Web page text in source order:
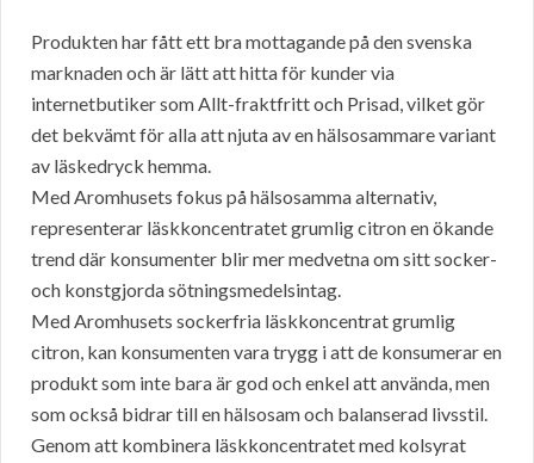
Produkten har fått ett bra mottagande på den svenska
marknaden och är lätt att hitta för kunder via
internetbutiker som Allt-fraktfritt och Prisad, vilket gör
det bekvämt för alla att njuta av en hälsosammare variant
av läskedryck hemma.
Med Aromhusets fokus på hälsosamma alternativ,
representerar läskkoncentratet grumlig citron en ökande
trend där konsumenter blir mer medvetna om sitt socker-
och konstgjorda sötningsmedelsintag.
Med Aromhusets sockerfria läskkoncentrat grumlig
citron, kan konsumenten vara trygg i att de konsumerar en
produkt som inte bara är god och enkel att använda, men
som också bidrar till en hälsosam och balanserad livsstil.
Genom att kombinera läskkoncentratet med kolsyrat